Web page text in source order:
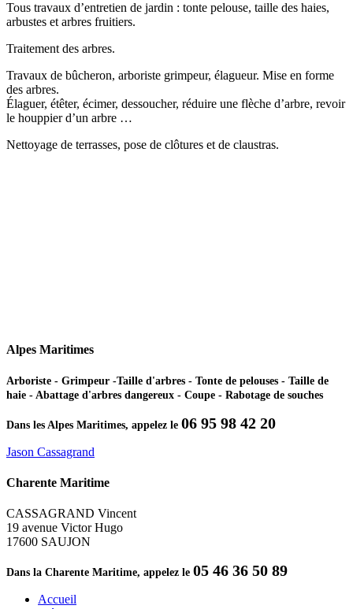
Tous travaux d’entretien de jardin : tonte pelouse, taille des haies,
arbustes et arbres fruitiers.
Traitement des arbres.
Travaux de bûcheron, arboriste grimpeur, élagueur. Mise en forme
des arbres.
Élaguer, étêter, écimer, dessoucher, réduire une flèche d’arbre, revoir
le houppier d’un arbre …
Nettoyage de terrasses, pose de clôtures et de claustras.
Alpes Maritimes
Arboriste - Grimpeur -Taille d'arbres - Tonte de pelouses - Taille de
haie - Abattage d'arbres dangereux - Coupe - Rabotage de souches
Dans les Alpes Maritimes, appelez le 06 95 98 42 20
Jason Cassagrand
Charente Maritime
CASSAGRAND Vincent
19 avenue Victor Hugo
17600 SAUJON
Dans la Charente Maritime, appelez le 05 46 36 50 89
Accueil